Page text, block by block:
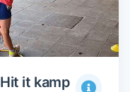
Hit it kamp